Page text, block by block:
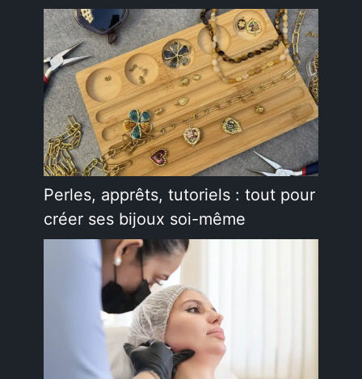
Perles, apprêts, tutoriels : tout pour
créer ses bijoux soi-même